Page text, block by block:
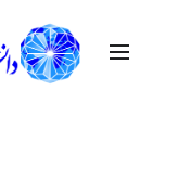
منوی اصلی